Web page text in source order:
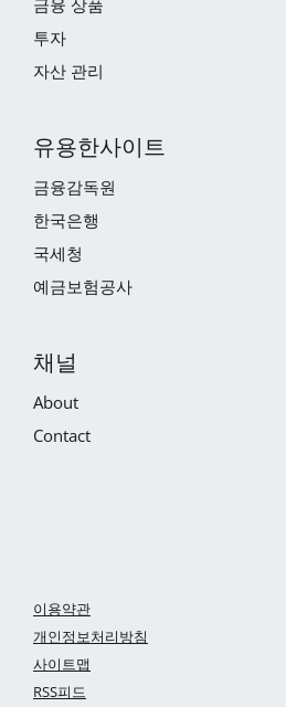
금융 상품
투자
자산 관리
유용한사이트
금융감독원
한국은행
국세청
예금보험공사
채널
About
Contact
이용약관
개인정보처리방침
사이트맵
RSS피드